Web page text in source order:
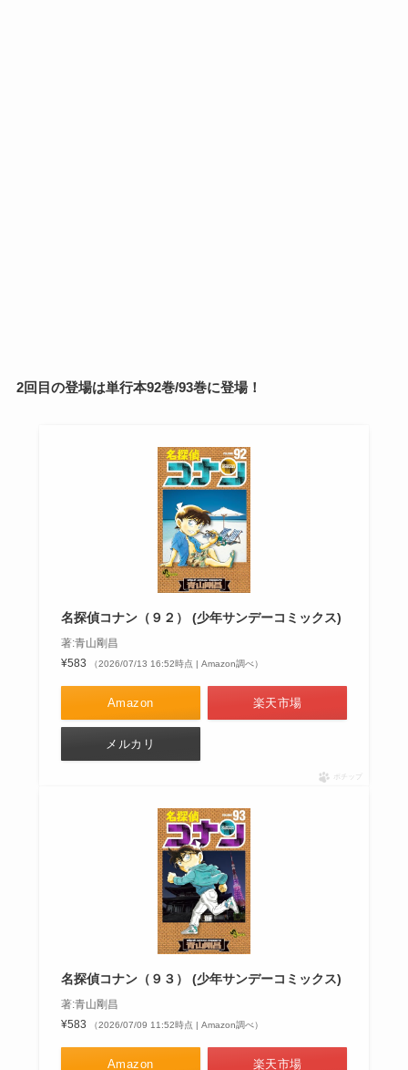
2回目の登場は単行本92巻/93巻に登場！
名探偵コナン（９２） (少年サンデーコミックス)
著:青山剛昌
¥583
（2026/07/13 16:52時点 | Amazon調べ）
Amazon 楽天市場
メルカリ
ポチップ
名探偵コナン（９３） (少年サンデーコミックス)
著:青山剛昌
¥583
（2026/07/09 11:52時点 | Amazon調べ）
Amazon 楽天市場